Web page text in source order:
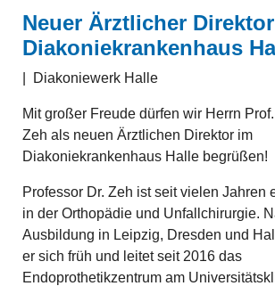
Neuer Ärztlicher
Diakoniekrankenhaus
Diakoniewerk Halle
Mit großer Freude dürfen wir Herrn
Zeh als neuen Ärztlichen Direktor im
Diakoniekrankenhaus Halle begrüßen!
Professor Dr. Zeh ist seit vielen Jahren
in der Orthopädie und Unfallchirurgie.
Ausbildung in Leipzig, Dresden und
er sich früh und leitet seit 2016 das
Endoprothetikzentrum am